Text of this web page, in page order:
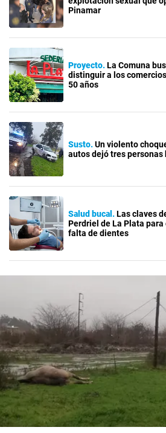
Pinamar
Proyecto La Comuna
distinguir a los
50 años
Susto Un violento
autos dejó tres personas
Salud bucal
Las claves
Perdriel de La Plata
falta de dientes